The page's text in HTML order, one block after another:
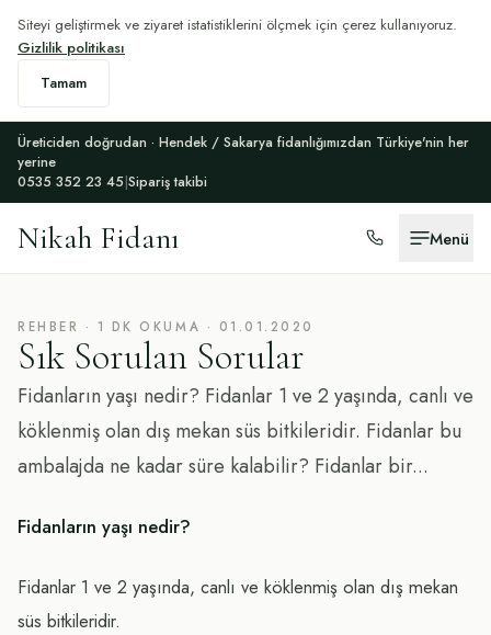
Siteyi geliştirmek ve ziyaret istatistiklerini ölçmek için çerez kullanıyoruz.
Gizlilik politikası
Tamam
Üreticiden doğrudan · Hendek / Sakarya fidanlığımızdan Türkiye'nin her
yerine
0535 352 23 45|Sipariş takibi
Nikah Fidanı Menü
REHBER · 1 DK OKUMA · 01.01.2020
Sık Sorulan Sorular
Fidanların yaşı nedir? Fidanlar 1 ve 2 yaşında, canlı ve
köklenmiş olan dış mekan süs bitkileridir. Fidanlar bu
ambalajda ne kadar süre kalabilir? Fidanlar bir...
Fidanların yaşı nedir?
Fidanlar 1 ve 2 yaşında, canlı ve köklenmiş olan dış mekan
süs bitkileridir.